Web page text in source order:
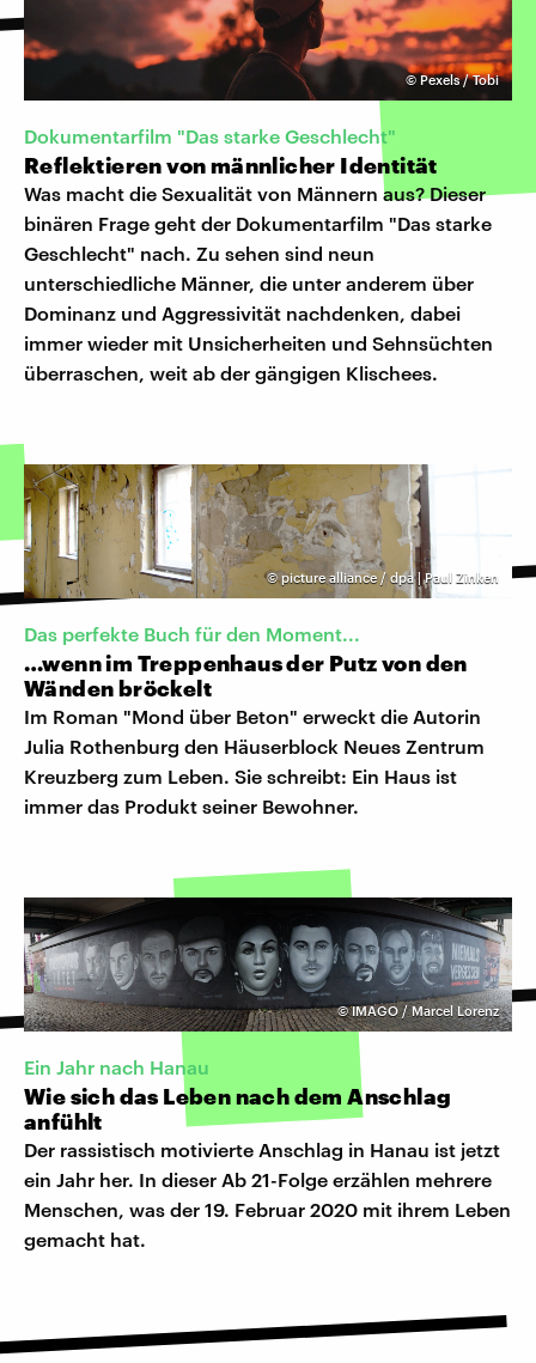
©Pexels / Tobi
Dokumentarfilm "Das starke Geschlecht"
Reflektieren von männlicher Identität
Was macht die Sexualität von Männern aus? Dieser
binären Frage geht der Dokumentarfilm "Das starke
Geschlecht" nach. Zu sehen sind neun
unterschiedliche Männer, die unter anderem über
Dominanz und Aggressivität nachdenken, dabei
immer wieder mit Unsicherheiten und Sehnsüchten
überraschen, weit ab der gängigen Klischees.
©picture alliance / dpa | Paul Zinken
Das perfekte Buch für den Moment...
…wenn im Treppenhaus der Putz von den
Wänden bröckelt
Im Roman "Mond über Beton" erweckt die Autorin
Julia Rothenburg den Häuserblock Neues Zentrum
Kreuzberg zum Leben. Sie schreibt: Ein Haus ist
immer das Produkt seiner Bewohner.
©IMAGO / Marcel Lorenz
Ein Jahr nach Hanau
Wie sich das Leben nach dem Anschlag
anfühlt
Der rassistisch motivierte Anschlag in Hanau ist jetzt
ein Jahr her. In dieser Ab 21-Folge erzählen mehrere
Menschen, was der 19. Februar 2020 mit ihrem Leben
gemacht hat.